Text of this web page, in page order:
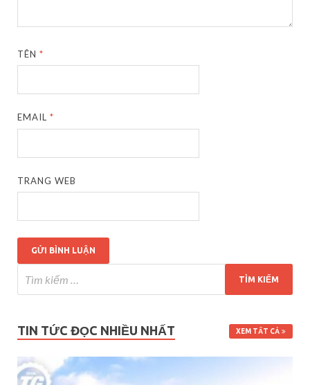
TÊN*
EMAIL*
TRANG WEB
TIN TỨC ĐỌC NHIỀU NHẤT XEM TẤT CẢ